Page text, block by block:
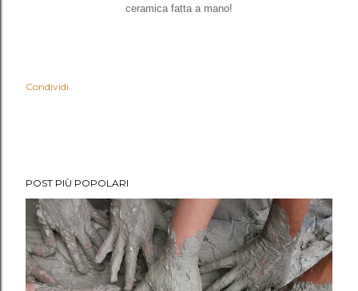
ceramica fatta a mano!
Condividi
POST PIÙ POPOLARI